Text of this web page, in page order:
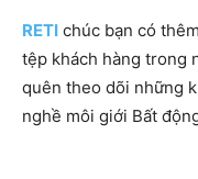
RETI chúc bạn có
tệp khách hàng trong
quên theo dõi những
nghề môi giới Bất